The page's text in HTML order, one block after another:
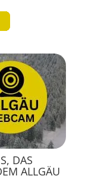
DAS
ALLGÄU